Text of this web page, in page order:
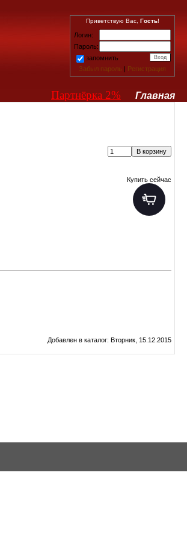
Приветствую Вас, Гость!
Логин:
Пароль:
запомнить
Забыл пароль | Регистрация
Партнёрка 2% Главная
Купить сейчас
Добавлен в каталог: Вторник, 15.12.2015